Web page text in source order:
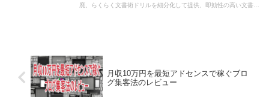
廃、らくらく文書術ドリルを細分化して提供、即効性の高い文書術
月収10万円を最短アドセンスで稼ぐブロ
グ集客法のレビュー